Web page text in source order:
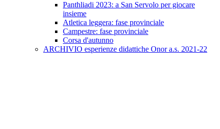
Panthliadi 2023: a San Servolo per giocare
insieme
Atletica leggera: fase provinciale
Campestre: fase provinciale
Corsa d'autunno
ARCHIVIO esperienze didattiche Onor a.s. 2021-22